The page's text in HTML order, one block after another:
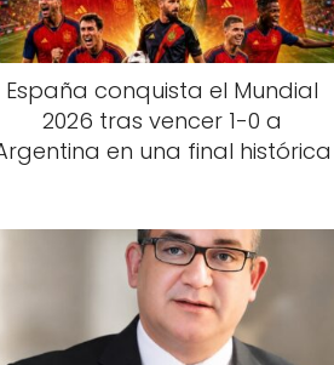
España conquista el Mundial
2026 tras vencer 1-0 a
en una final histórica